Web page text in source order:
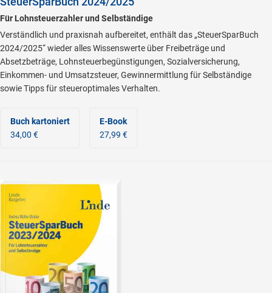
Für Lohnsteuerzahler und Selbständige
Verständlich und praxisnah aufbereitet, enthält das „SteuerSparBuch
2024/2025“ wieder alles Wissenswerte über Freibeträge und
Absetzbeträge, Lohnsteuerbegünstigungen, Sozialversicherung,
Einkommen- und Umsatzsteuer, Gewinnermittlung für Selbständige
sowie Tipps für steueroptimales Verhalten.
Buch kartoniert
34,00 €
E-Book
27,99 €